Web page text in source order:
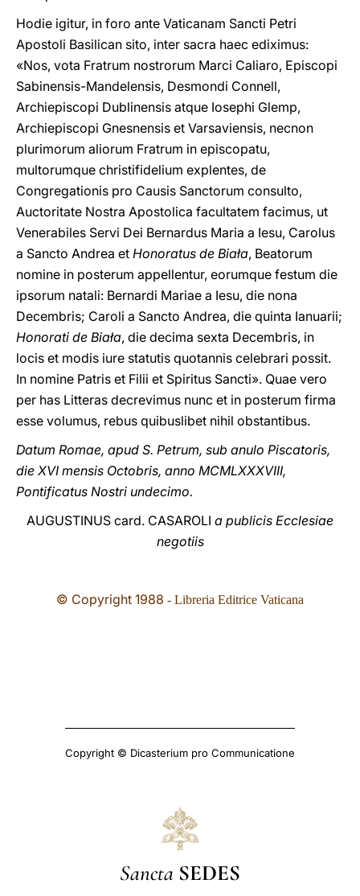
Hodie igitur, in foro ante Vaticanam Sancti Petri
Apostoli Basilican sito, inter sacra haec ediximus:
«Nos, vota Fratrum nostrorum Marci Caliaro, Episcopi
Sabinensis-Mandelensis, Desmondi Connell,
Archiepiscopi Dublinensis atque Iosephi Glemp,
Archiepiscopi Gnesnensis et Varsaviensis, necnon
plurimorum aliorum Fratrum in episcopatu,
multorumque christifidelium explentes, de
Congregationis pro Causis Sanctorum consulto,
Auctoritate Nostra Apostolica facultatem facimus, ut
Venerabiles Servi Dei Bernardus Maria a Iesu, Carolus
a Sancto Andrea et Honoratus de Biała, Beatorum
nomine in posterum appellentur, eorumque festum die
ipsorum natali: Bernardi Mariae a Iesu, die nona
Decembris; Caroli a Sancto Andrea, die quinta Ianuarii;
Honorati de Biała, die decima sexta Decembris, in
locis et modis iure statutis quotannis celebrari possit.
In nomine Patris et Filii et Spiritus Sancti». Quae vero
per has Litteras decrevimus nunc et in posterum firma
esse volumus, rebus quibuslibet nihil obstantibus.
Datum Romae, apud S. Petrum, sub anulo Piscatoris,
die XVI mensis Octobris, anno MCMLXXXVIII,
Pontificatus Nostri undecimo.
AUGUSTINUS card. CASAROLI a publicis Ecclesiae
negotiis
© Copyright 1988 - Libreria Editrice Vaticana
Copyright © Dicasterium pro Communicatione
Sancta SEDES